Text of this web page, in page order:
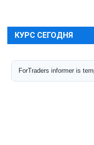
КУРС СЕГОДНЯ